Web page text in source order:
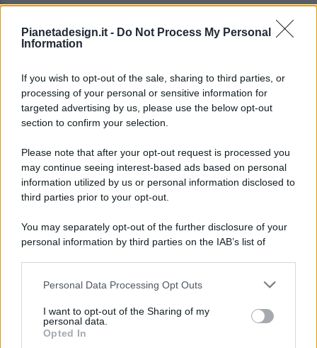
Pianetadesign.it - Do Not Process My Personal
Information
If you wish to opt-out of the sale, sharing to third parties, or
processing of your personal or sensitive information for
targeted advertising by us, please use the below opt-out
section to confirm your selection.
Please note that after your opt-out request is processed you
may continue seeing interest-based ads based on personal
information utilized by us or personal information disclosed to
third parties prior to your opt-out.
You may separately opt-out of the further disclosure of your
personal information by third parties on the IAB’s list of
This information may also be disclosed by us to third parties
disclose it to other third parties.
Personal Data Processing Opt Outs
I want to opt-out of the Sharing of my
personal data.
Opted In
© 2026 - Pianeta Design - P.IVA 04827280654 - Testata
Registrata Al Tribunale Di Nocera Inferiore N. 8/2020 - RG N.
ISCRIZIONE AL ROC N. 35792 – ISCRITTA ALL’ANSO
(ASSOCIAZIONE NAZIONALE STAMPA ONLINE)
PREFERENZE PRIVACY